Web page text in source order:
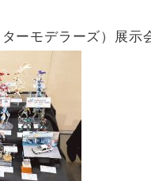
ーモデラーズ）展示